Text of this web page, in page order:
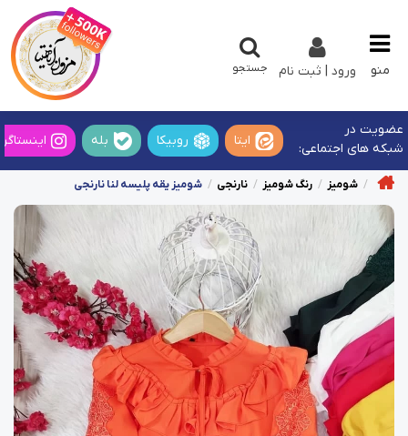
منو ورود | ثبت نام جستجو
عضویت در
شبکه های اجتماعی:
ایتا روبیکا بله
شومیز رنگ شومیز نارنجی شومیز یقه پلیسه لنا نارنجی